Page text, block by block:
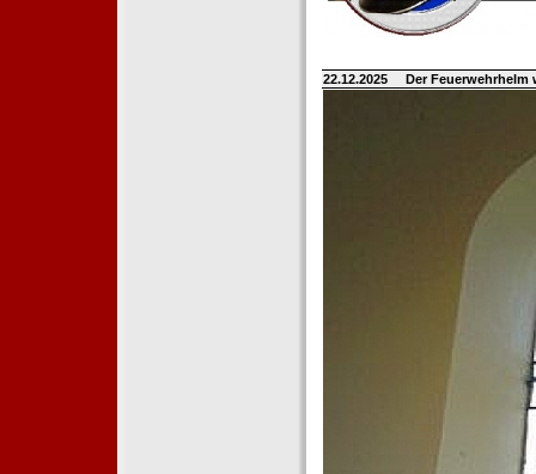
22.12.2025 Der